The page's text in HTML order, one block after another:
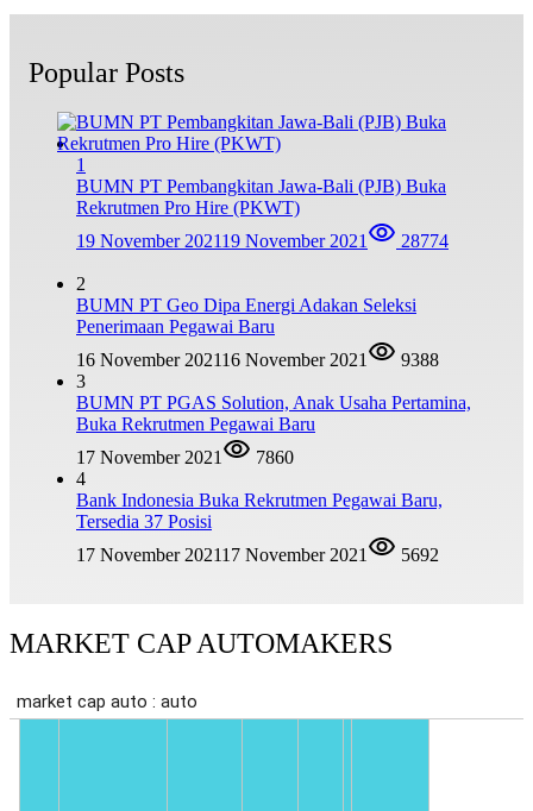
Popular Posts
1
BUMN PT Pembangkitan Jawa-Bali (PJB) Buka
Rekrutmen Pro Hire (PKWT)
19 November 202119 November 2021 28774
2
BUMN PT Geo Dipa Energi Adakan Seleksi
Penerimaan Pegawai Baru
16 November 202116 November 2021
9388
3
BUMN PT PGAS Solution, Anak Usaha Pertamina,
Buka Rekrutmen Pegawai Baru
17 November 2021
7860
4
Bank Indonesia Buka Rekrutmen Pegawai Baru,
Tersedia 37 Posisi
17 November 202117 November 2021 5692
MARKET CAP AUTOMAKERS